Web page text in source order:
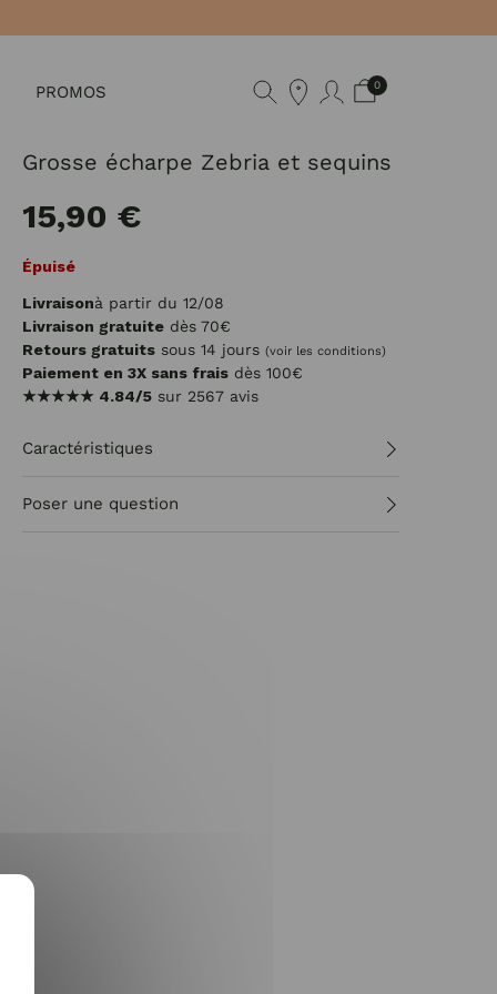
PROMOS 0
Grosse écharpe Zebria et sequins
15,90 €
Épuisé
Livraisonà partir du 12/08
Livraison gratuite dès 70€
Retours gratuits sous 14 jours (voir les conditions)
Paiement en 3X sans frais dès 100€
★★★★★ 4.84/5 sur 2567 avis
Caractéristiques
Poser une question